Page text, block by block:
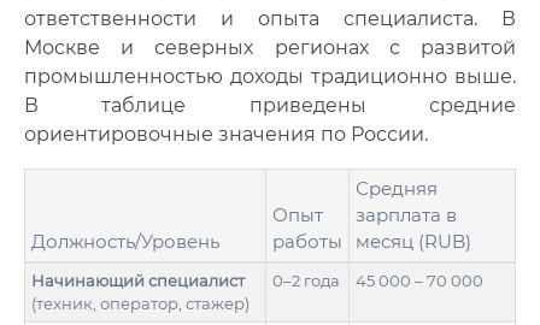
ответственности и опыта специалиста. В
Москве и северных регионах с развитой
промышленностью доходы традиционно выше.
В таблице приведены средние
ориентировочные значения по России.
Должность/Уровень
Опыт
работы
Средняя
зарплата в
месяц (RUB)
Начинающий специалист
(техник, оператор, стажер)
0–2 года 45 000 – 70 000